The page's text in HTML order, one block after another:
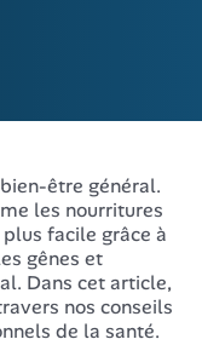
être général.
les nourritures
facile grâce à
gênes et
Dans cet article,
nos conseils
de la santé.